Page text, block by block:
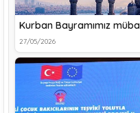
Kurban Bayramımız
27/05/2026